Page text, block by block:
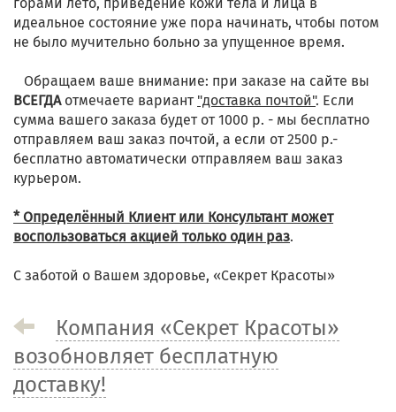
идеальное состояние уже пора начинать, чтобы потом
не было мучительно больно за упущенное время.
Обращаем ваше внимание: при заказе на сайте вы
ВСЕГДАотмечаете вариант "доставка почтой". Если
сумма вашего заказа будет от 1000 р. - мы бесплатно
отправляем ваш заказ почтой, а если от 2500 р.-
бесплатно автоматически отправляем ваш заказ
курьером.
* Определённый Клиент или Консультант может
воспользоваться акцией только один раз.
С заботой о Вашем здоровье, «Секрет Красоты»
Компания «Секрет Красоты»
возобновляет бесплатную
доставку!